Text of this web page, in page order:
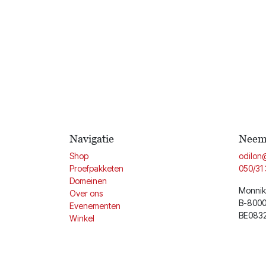
Navigatie
Shop
Proefpakketen
Domeinen
Over ons
Evenementen
Winkel
050/31
B-